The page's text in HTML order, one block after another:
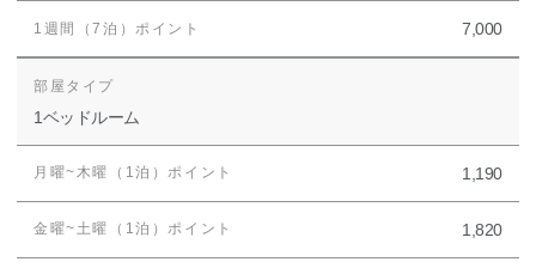
7,000
1ベッドルーム
1,190
1,820